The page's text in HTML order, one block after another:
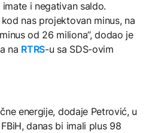
i negativan saldo.
nas projektovan minus, na
od 26 miliona”, dodao je
na RTRS-u sa SDS-ovim
energije, dodaje Petrović, u
danas bi imali plus 98